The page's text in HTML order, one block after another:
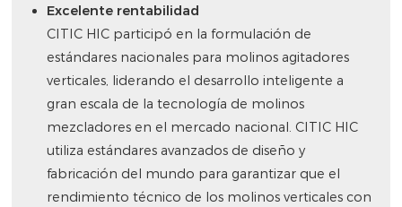
Excelente rentabilidad
CITIC HIC participó en la formulación de
estándares nacionales para molinos agitadores
verticales, liderando el desarrollo inteligente a
gran escala de la tecnología de molinos
mezcladores en el mercado nacional. CITIC HIC
utiliza estándares avanzados de diseño y
fabricación del mundo para garantizar que el
rendimiento técnico de los molinos verticales con